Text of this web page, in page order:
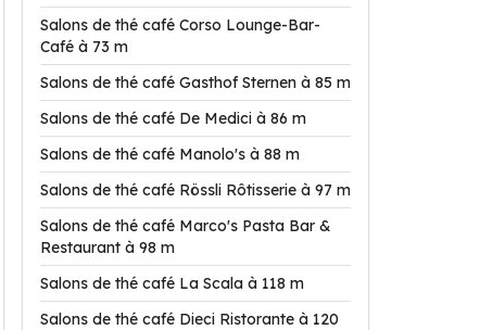
Salons de thé café Corso Lounge-Bar-
Café à 73 m
Salons de thé café Gasthof Sternen à 85 m
Salons de thé café De Medici à 86 m
Salons de thé café Manolo's à 88 m
Salons de thé café Rössli Rôtisserie à 97 m
Salons de thé café Marco's Pasta Bar &
Restaurant à 98 m
Salons de thé café La Scala à 118 m
Salons de thé café Dieci Ristorante à 120